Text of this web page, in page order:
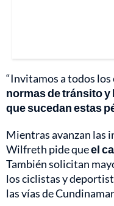
“Invitamos a todos los
normas de tránsito
que sucedan estas
Mientras avanzan las
Wilfreth pide queel
También solicitan
los ciclistas y
las vías de